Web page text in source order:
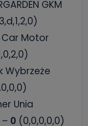
GKM
Motor
Wybrzeże
Unia
0 (0,0,0,0,0)